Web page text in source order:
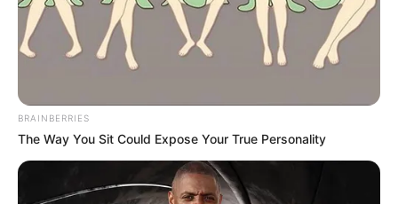
BRAINBERRIES
The Way You Sit Could Expose Your True Personality